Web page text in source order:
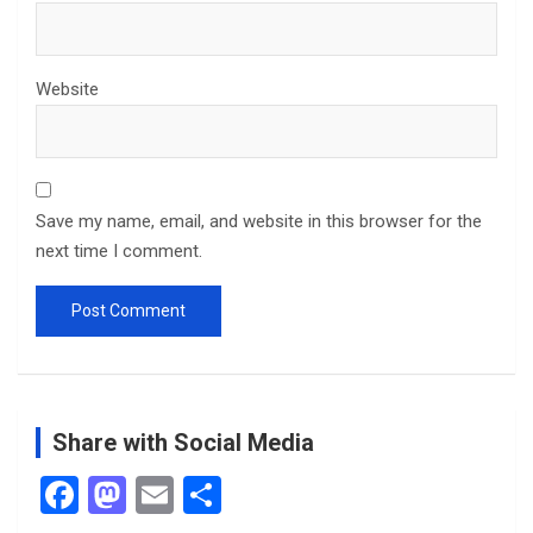
Website
Save my name, email, and website in this browser for the
next time I comment.
Share with Social Media
F
M E